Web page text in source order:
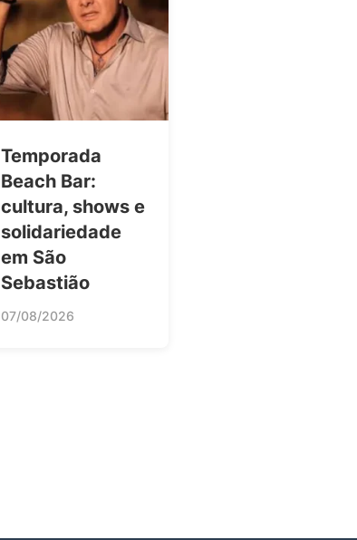
Temporada
Beach Bar:
cultura, shows e
solidariedade
em São
Sebastião
07/08/2026